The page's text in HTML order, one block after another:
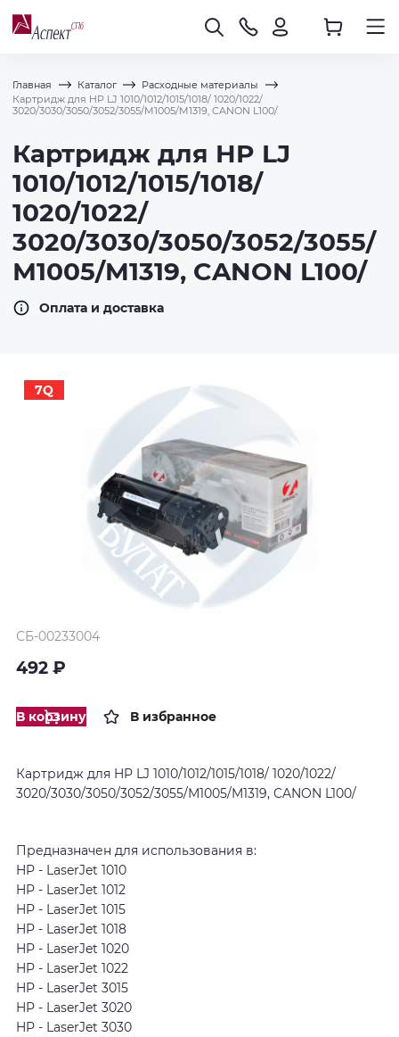
Главная Каталог
Расходные материалы
Картридж для HP LJ 1010/1012/1015/1018/ 1020/1022/
3020/3030/3050/3052/3055/М1005/M1319, CANON L100/
Картридж для HP LJ
1010/1012/1015/1018/
1020/1022/
3020/3030/3050/3052/3055/
М1005/M1319, CANON L100/
Оплата и доставка
7Q
СБ-00233004
492 ₽
В корзину В избранное
Картридж для HP LJ 1010/1012/1015/1018/ 1020/1022/
3020/3030/3050/3052/3055/М1005/M1319, CANON L100/
Предназначен для использования в:
HP - LaserJet 1010
HP - LaserJet 1012
HP - LaserJet 1015
HP - LaserJet 1018
HP - LaserJet 1020
HP - LaserJet 1022
HP - LaserJet 3015
HP - LaserJet 3020
HP - LaserJet 3030